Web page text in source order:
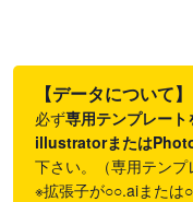
【データについて】
必ず専用テンプレート
illustratorまたは
下さい。（専用テンプ
※拡張子が○○.aiまたは